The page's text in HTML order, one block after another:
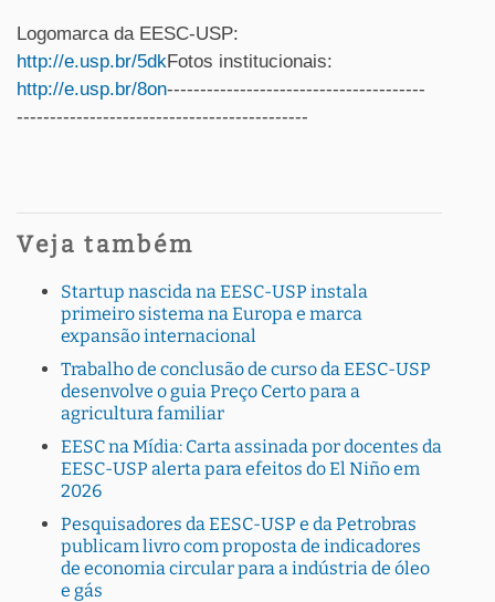
Logomarca da EESC-USP:
http://e.usp.br/5dkFotos institucionais:
http://e.usp.br/8on---------------------------------------
--------------------------------------------
Veja também
Startup nascida na EESC-USP instala
primeiro sistema na Europa e marca
expansão internacional
Trabalho de conclusão de curso da EESC-USP
desenvolve o guia Preço Certo para a
agricultura familiar
EESC na Mídia: Carta assinada por docentes da
EESC-USP alerta para efeitos do El Niño em
2026
Pesquisadores da EESC-USP e da Petrobras
publicam livro com proposta de indicadores
de economia circular para a indústria de óleo
e gás